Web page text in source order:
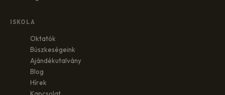
ISKOLA
Oktatók
Büszkeségeink
Ajándékutalvány
Blog
Hírek
Kapcsolat